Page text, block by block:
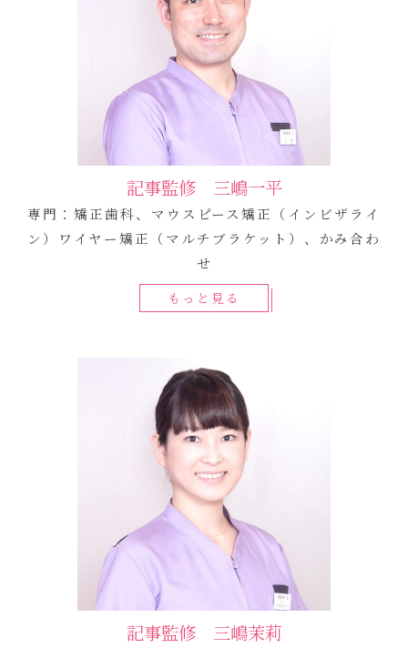
記事監修 三嶋一平
専門：矯正歯科、マウスピース矯正（インビザライ
ン）ワイヤー矯正（マルチブラケット）、かみ合わ
せ
もっと見る
記事監修 三嶋茉莉